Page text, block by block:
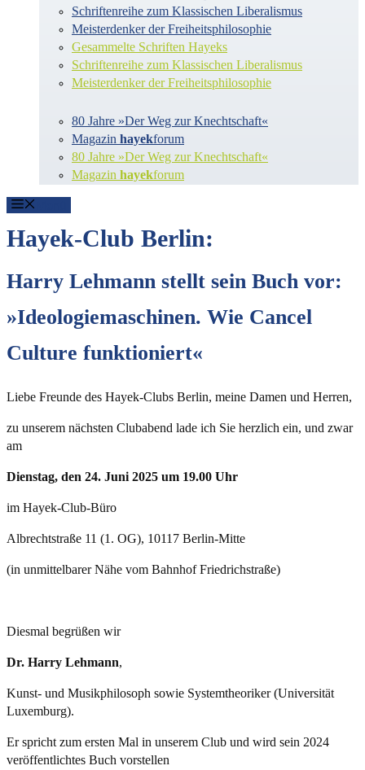
Schriftenreihe zum Klassischen Liberalismus
Meisterdenker der Freiheitsphilosophie
Gesammelte Schriften Hayeks
Schriftenreihe zum Klassischen Liberalismus
Meisterdenker der Freiheitsphilosophie
80 Jahre »Der Weg zur Knechtschaft«
Magazin hayekforum
80 Jahre »Der Weg zur Knechtschaft«
Magazin hayekforum
Hayek-Club Berlin:
Harry Lehmann stellt sein Buch vor:
»Ideologiemaschinen. Wie Cancel
Culture funktioniert«
Liebe Freunde des Hayek-Clubs Berlin, meine Damen und Herren,
zu unserem nächsten Clubabend lade ich Sie herzlich ein, und zwar
am
Dienstag, den 24. Juni 2025 um 19.00 Uhr
im Hayek-Club-Büro
Albrechtstraße 11 (1. OG), 10117 Berlin-Mitte
(in unmittelbarer Nähe vom Bahnhof Friedrichstraße)
Diesmal begrüßen wir
Dr. Harry Lehmann,
Kunst- und Musikphilosoph sowie Systemtheoriker (Universität
Luxemburg).
Er spricht zum ersten Mal in unserem Club und wird sein 2024
veröffentlichtes Buch vorstellen